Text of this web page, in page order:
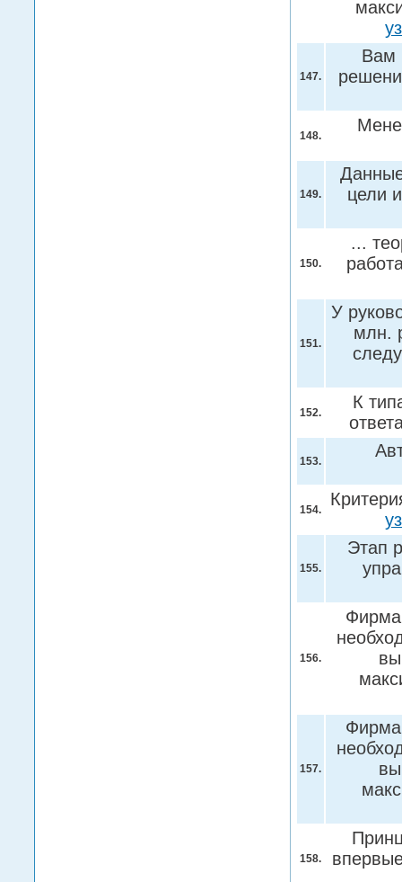
147.
Вам
148.
149.
цели
150.
...
151.
У
млн.
152.
К
153.
154.
155.
Этап
156.
Фирма
157.
Фирма
158.